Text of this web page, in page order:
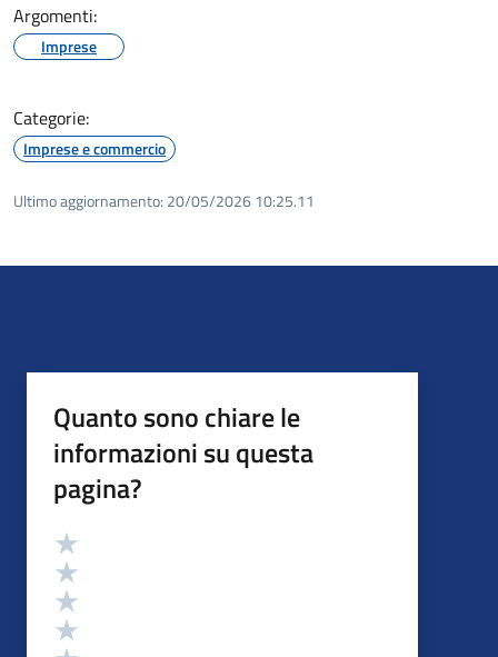
Argomenti:
Imprese
Categorie:
Imprese e commercio
Ultimo aggiornamento: 20/05/2026 10:25.11
Quanto sono chiare le
informazioni su questa
pagina?
Valutazione